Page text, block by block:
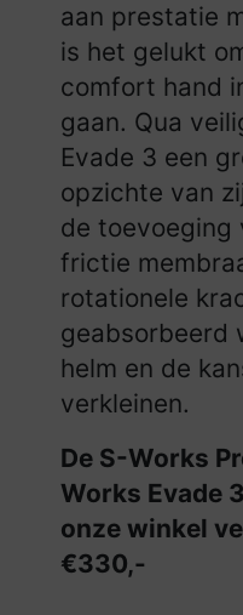
aan prestatie
is het gelukt
comfort hand
gaan. Qua
Evade 3 een
opzichte van
de toevoeging
frictie
rotationele
geabsorbeerd
helm en de
verkleinen.
De S-Works
Works Evade
onze winkel
€330,-